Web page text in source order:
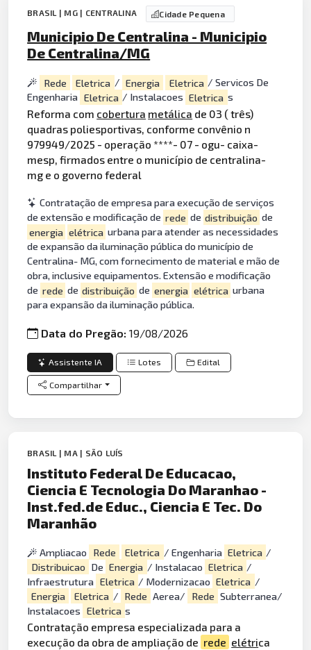
BRASIL | MG | CENTRALINA Cidade Pequena
Municipio De Centralina - Municipio
De Centralina/MG
Rede Eletrica / Energia Eletrica / Servicos De
Engenharia Eletrica / Instalacoes Eletrica s
Reforma com cobertura metálica de 03 ( três)
quadras poliesportivas, conforme convênio n
979949/2025 - operação ****- 07 - ogu- caixa-
mesp, firmados entre o município de centralina-
mg e o governo federal
Contratação de empresa para execução de serviços
de extensão e modificação de rede de distribuição de
energia elétrica urbana para atender as necessidades
de expansão da iluminação pública do município de
Centralina- MG, com fornecimento de material e mão de
obra, inclusive equipamentos. Extensão e modificação
de rede de distribuição de energia elétrica urbana
para expansão da iluminação pública.
Data do Pregão:19/08/2026
Assistente IA Lotes Edital
Compartilhar
BRASIL | MA | SÃO LUÍS
Instituto Federal De Educacao,
Ciencia E Tecnologia Do Maranhao -
Inst.fed.de Educ., Ciencia E Tec. Do
Maranhão
Ampliacao Rede Eletrica / Engenharia Eletrica /
Distribuicao De Energia / Instalacao Eletrica /
Infraestrutura Eletrica / Modernizacao Eletrica /
Energia
Eletrica / Rede Aerea/ Rede Subterranea/
Instalacoes Eletrica s
Contratação empresa especializada para a
execução da obra de ampliação de rede elétrica